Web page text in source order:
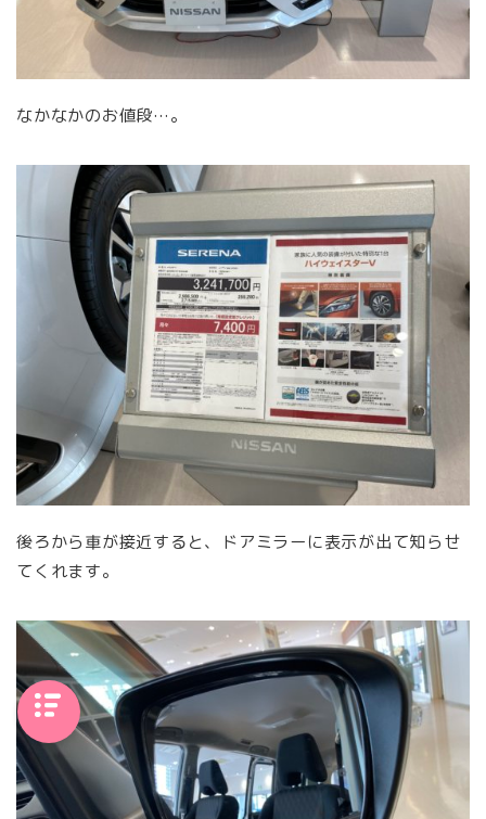
なかなかのお値段…。
後ろから車が接近すると、ドアミラーに表示が出て知らせ
てくれます。